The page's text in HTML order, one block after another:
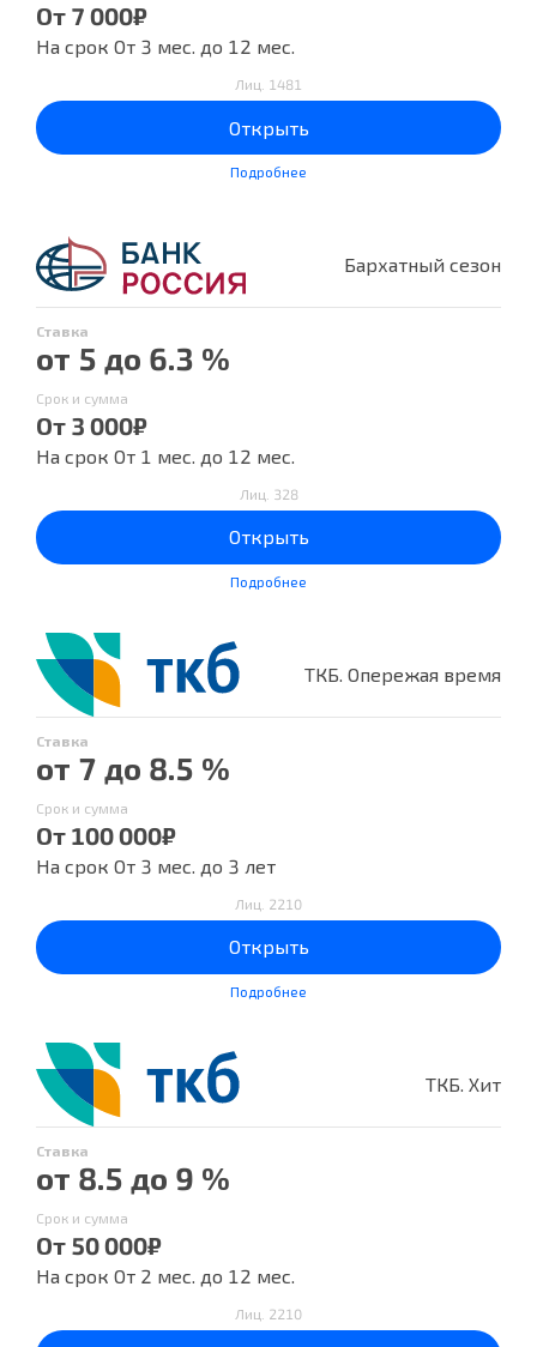
От 7 000₽
На срок От 3 мес. до 12 мес.
Лиц. 1481
Открыть
Подробнее
Бархатный сезон
Ставка
от 5 до 6.3 %
Срок и сумма
От 3 000₽
На срок От 1 мес. до 12 мес.
Лиц. 328
Открыть
Подробнее
ТКБ. Опережая время
Ставка
от 7 до 8.5 %
Срок и сумма
От 100 000₽
На срок От 3 мес. до 3 лет
Лиц. 2210
Открыть
Подробнее
ТКБ. Хит
Ставка
от 8.5 до 9 %
Срок и сумма
От 50 000₽
На срок От 2 мес. до 12 мес.
Лиц. 2210